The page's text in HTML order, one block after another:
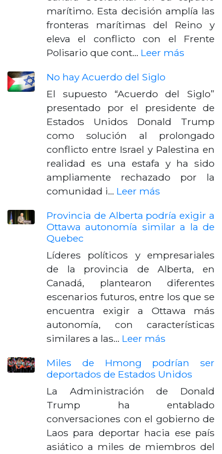
marítimo. Esta decisión amplía las
fronteras marítimas del Reino y
eleva el conflicto con el Frente
Polisario que cont… Leer más
No hay Acuerdo del Siglo
El supuesto “Acuerdo del Siglo”
presentado por el presidente de
Estados Unidos Donald Trump
como solución al prolongado
conflicto entre Israel y Palestina en
realidad es una estafa y ha sido
ampliamente rechazado por la
comunidad i… Leer más
Provincia de Alberta podría exigir a
Ottawa autonomía similar a la de
Quebec
Líderes políticos y empresariales
de la provincia de Alberta, en
Canadá, plantearon diferentes
escenarios futuros, entre los que se
encuentra exigir a Ottawa más
autonomía, con características
similares a las… Leer más
Miles de Hmong podrían ser
deportados de Estados Unidos
La Administración de Donald
Trump ha entablado
conversaciones con el gobierno de
Laos para deportar hacia ese país
asiático a miles de miembros del